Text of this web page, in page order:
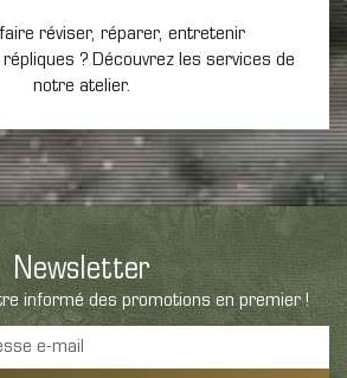
réviser, réparer, entretenir
? Découvrez les services de
notre atelier.
Newsletter
informé des promotions en premier !